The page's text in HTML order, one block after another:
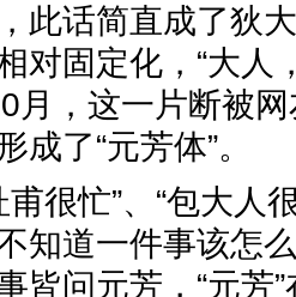
此话简直成了狄
对固定化，“大人
月，这一片断被
形成了“元芳体
甫很忙”、“包大人
知道一件事该怎
皆问元芳，“元芳